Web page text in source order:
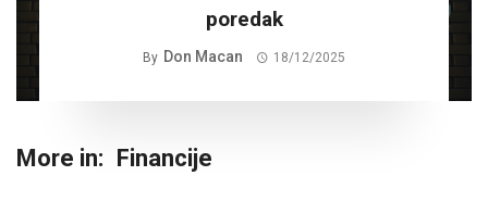
poredak
By Don Macan 18/12/2025
More in: Financije